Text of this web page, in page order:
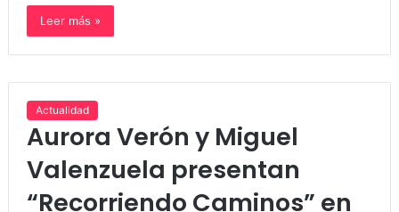
Leer más »
Actualidad
Aurora Verón y Miguel
Valenzuela presentan
“Recorriendo Caminos” en